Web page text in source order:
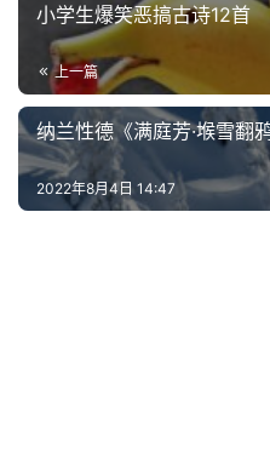
常
贺
词
网
络
小学生爆笑恶搞古诗12首
上一篇
纳兰性德《满庭芳·堠雪翻
2022年8月4日 14:47